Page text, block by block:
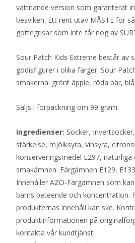
vattnande version som garanterat
besviken. Ett rent utav MÅSTE för
gottegrisar som inte får nog av
Sour Patch Kids Extreme består av
godisfigurer i olika färger. Sour
smakerna: grönt äpple, röda bär,
Säljs i förpackning om 99 gram.
Ingredienser: Socker,
stärkelse, mjölksyra, vinsyra,
konserveringsmedel E297, naturliga
smakämnen. Färgämnen E129,
Innehåller AZO-Färgämnen som
barns beteende och koncentration.
produkternas innehåll kan ske.
produktinformationen på
kontakta vår kundtjänst.